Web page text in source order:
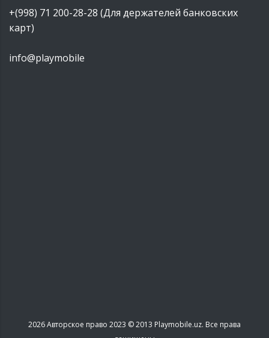
+(998) 71 200-28-28 (Для держателей банковских
карт)
info@playmobile
2026Авторское право 2023 © 2013 Playmobile.uz. Все права